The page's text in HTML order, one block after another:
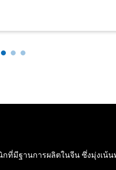
ที่มีฐานการผลิตในจีน ซึ่งมุ่งเน้